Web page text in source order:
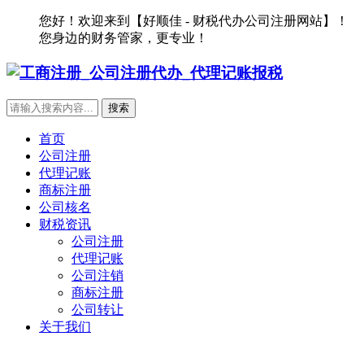
您好！欢迎来到【好顺佳 - 财税代办公司注册网站】！
您身边的财务管家，更专业！
首页
公司注册
代理记账
商标注册
公司核名
财税资讯
公司注册
代理记账
公司注销
商标注册
公司转让
关于我们